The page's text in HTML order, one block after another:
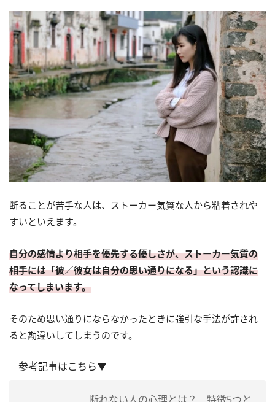
断ることが苦手な人は、ストーカー気質な人から粘着されや
すいといえます。
自分の感情より相手を優先する優しさが、ストーカー気質の
相手には「彼／彼女は自分の思い通りになる」という認識に
なってしまいます。
そのため思い通りにならなかったときに強引な手法が許され
ると勘違いしてしまうのです。
参考記事はこちら▼